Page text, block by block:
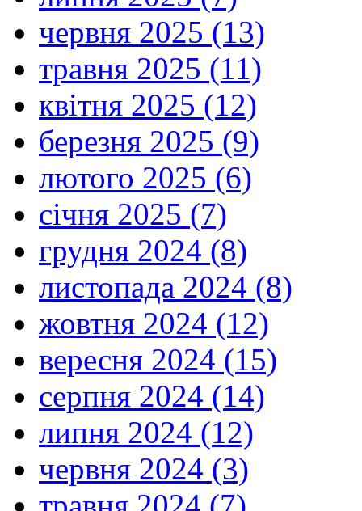
червня 2025 (13)
травня 2025 (11)
квітня 2025 (12)
березня 2025 (9)
лютого 2025 (6)
січня 2025 (7)
грудня 2024 (8)
листопада 2024 (8)
жовтня 2024 (12)
вересня 2024 (15)
серпня 2024 (14)
липня 2024 (12)
червня 2024 (3)